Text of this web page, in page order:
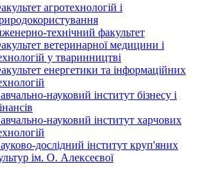
агротехнологій і
технічний факультет
ветеринарної медицини і
у тваринництві
енергетики та інформаційних
науковий інститут бізнесу і
науковий інститут харчових
дослідний інститут круп'яних
ім. О. Алексеєвої